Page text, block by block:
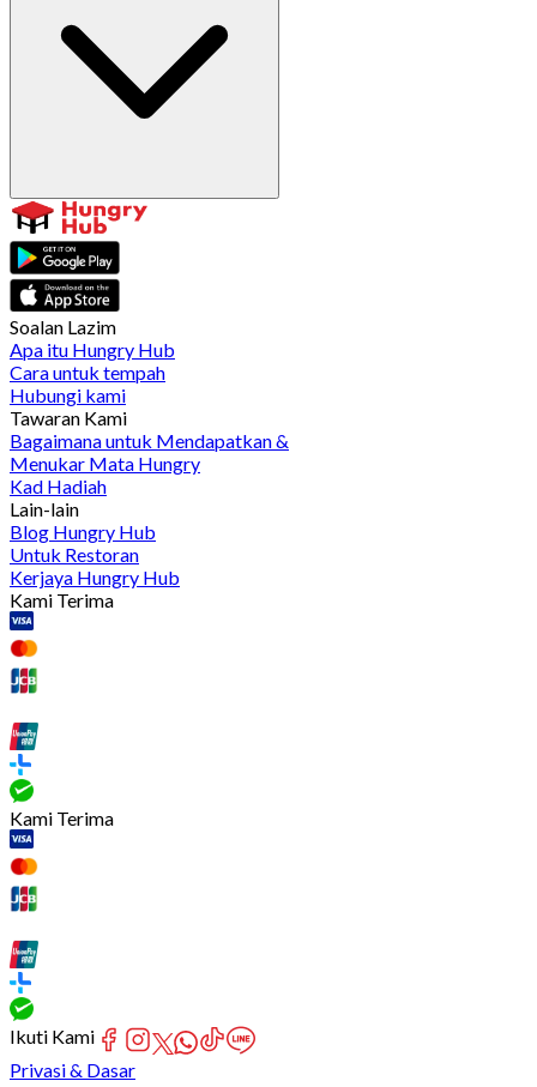
Soalan Lazim
Apa itu Hungry Hub
Cara untuk tempah
Hubungi kami
Tawaran Kami
Bagaimana untuk Mendapatkan &
Menukar Mata Hungry
Kad Hadiah
Lain-lain
Blog Hungry Hub
Untuk Restoran
Kerjaya Hungry Hub
Kami Terima
Kami Terima
Ikuti Kami
Privasi & Dasar